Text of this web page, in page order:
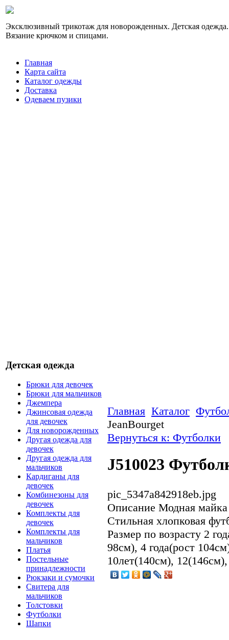
Эксклюзивный трикотаж для новорожденных. Детская одежда.
Вязание крючком и спицами.
Главная
Карта сайта
Каталог одежды
Доставка
Одеваем пузики
Детская одежда
Брюки для девочек
Брюки для мальчиков
Джемпера
Джинсовая одежда
для девочек
Для новорожденных
Другая одежда для
девочек
Другая одежда для
мальчиков
Кардиганы для
девочек
Комбинезоны для
девочек
Комплекты для
девочек
Комплекты для
мальчиков
Платья
Постельные
принадлежности
Рюкзаки и сумочки
Свитера для
мальчиков
Толстовки
Футболки
Шапки
Главная Каталог
JeanBourget
Вернуться к: Футболки
J510023
pic_5347a842918eb.jpg
Описание Модная майка
Стильная хлопковая
Размер по возрасту 2
98см), 4 года(рост
10лет(140см),